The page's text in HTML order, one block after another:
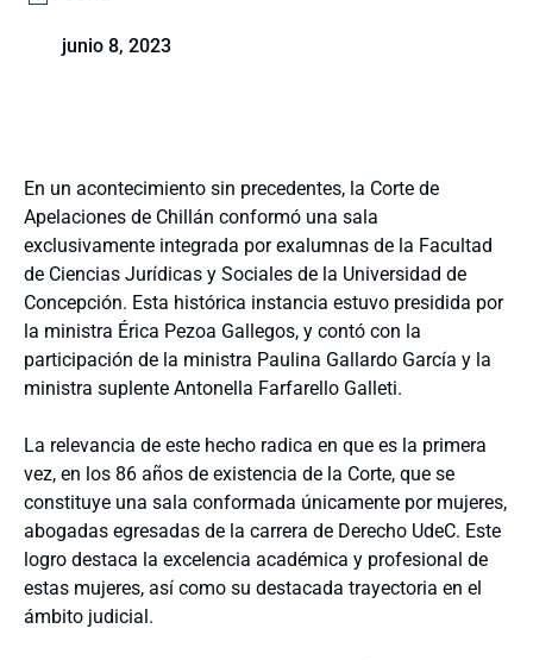
junio 8, 2023
En un acontecimiento sin precedentes, la Corte de
Apelaciones de Chillán conformó una sala
exclusivamente integrada por exalumnas de la Facultad
de Ciencias Jurídicas y Sociales de la Universidad de
Concepción. Esta histórica instancia estuvo presidida por
la ministra Érica Pezoa Gallegos, y contó con la
participación de la ministra Paulina Gallardo García y la
ministra suplente Antonella Farfarello Galleti.
La relevancia de este hecho radica en que es la primera
vez, en los 86 años de existencia de la Corte, que se
constituye una sala conformada únicamente por mujeres,
abogadas egresadas de la carrera de Derecho UdeC. Este
logro destaca la excelencia académica y profesional de
estas mujeres, así como su destacada trayectoria en el
ámbito judicial.